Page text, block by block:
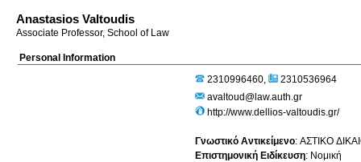
Anastasios Valtoudis
Associate Professor, School of Law
Personal Information
2310996460
2310536964
avaltoud@law.auth.gr
http://www.dellios-valtoudis.gr/
Γνωστικό Αντικείμενο: ΑΣΤΙΚΟ
Επιστημονική Ειδίκευση: Νομική